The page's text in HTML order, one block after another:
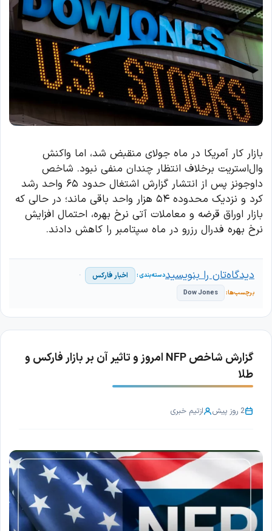
بازار کار آمریکا در ماه جولای منقبض شد، اما واکنش
وال‌استریت برخلاف انتظار چندان منفی نبود. شاخص
داوجونز پس از انتشار گزارش اشتغال حدود ۶۵ واحد رشد
کرد و نزدیک محدوده ۵۴ هزار واحد باقی ماند؛ در حالی که
بازار اوراق قرضه و معاملات آتی نرخ بهره، احتمال افزایش
نرخ بهره فدرال رزرو در ماه سپتامبر را کاهش دادند.
اخبار فارکس
Dow Jones
دیدگاه‌تان را بنویسید
گزارش شاخص NFP امروز و تاثیر آن بر بازار فارکس و
طلا
2 روز پیش ازتیم خبری